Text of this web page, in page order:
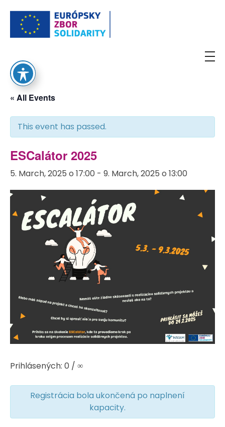
« All Events
This event has passed.
ESCalátor 2025
5. March, 2025 o 17:00 - 9. March, 2025 o 13:00
Prihlásených: 0 / ∞
Registrácia bola ukončená po naplnení
kapacity.